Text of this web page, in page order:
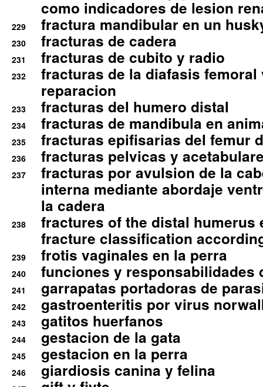
como indicadores de lesion
229 fractura mandibular en un
230 fracturas de cadera
231 fracturas de cubito y radio
232
fracturas de la diafasis
reparacion
233 fracturas del humero distal
234 fracturas de mandibula en
235 fracturas epifisarias del femur
236 fracturas pelvicas y
237
fracturas por avulsion de la
interna mediante abordaje
la cadera
238
fractures of the distal humerus
fracture classification
239 frotis vaginales en la perra
240 funciones y responsabilidades
241 garrapatas portadoras de
242 gastroenteritis por virus
243 gatitos huerfanos
244 gestacion de la gata
245 gestacion en la perra
246 giardiosis canina y felina